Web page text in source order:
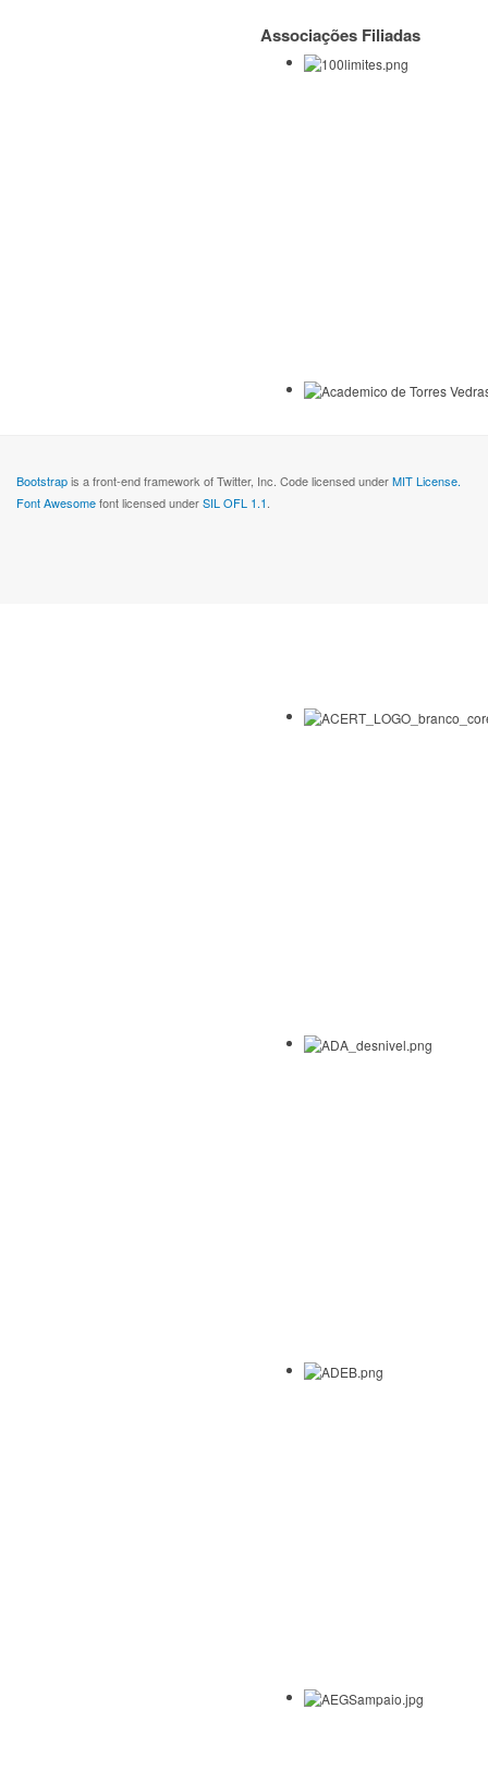
Associações Filiadas
Bootstrapis a front-end framework of Twitter, Inc. Code licensed underMIT License.
Font Awesomefont licensed underSIL OFL 1.1